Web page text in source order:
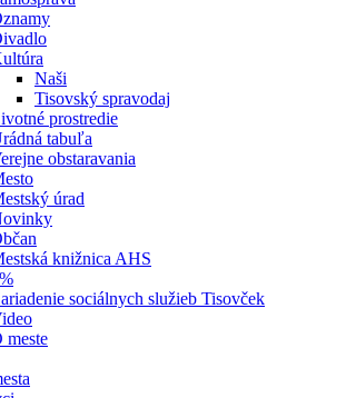
Naši
Tisovský spravodaj
prostredie
tabuľa
obstaravania
úrad
knižnica AHS
sociálnych služieb Tisovček
meste